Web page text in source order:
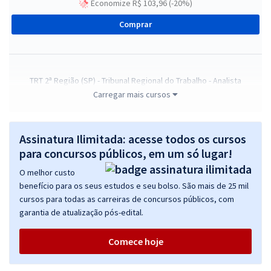
Economize R$ 103,96 (-20%)
Comprar
TRT 2ª Região (SP) - Tribunal Regional do Trabalho - Analista
Judiciário - Área Judiciária
52,72
Economize R$ 158,16 (-20%)
Comprar
TRT 2ª Região (SP) - Tribunal Regional do Trabalho - Analista
Judiciário - Área Apoio Especializado - Especialidade: Serviço Social
(Pós-edital)
R$ 391,92à vista
Carregar mais cursos
Assinatura Ilimitada: acesse todos os cursos
para concursos públicos, em um só lugar!
O melhor custo
benefício para os seus estudos e seu bolso. São mais de 25 mil
cursos para todas as carreiras de concursos públicos, com
garantia de atualização pós-edital.
Comece hoje